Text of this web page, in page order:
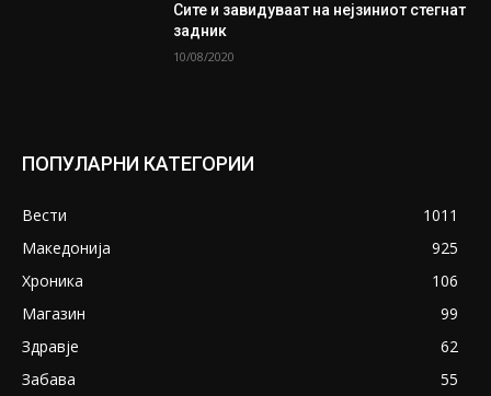
Сите и завидуваат на нејзиниот стегнат
задник
10/08/2020
ПОПУЛАРНИ КАТЕГОРИИ
Вести
1011
Македонија
925
Хроника
106
Магазин
99
Здравје
62
Забава
55